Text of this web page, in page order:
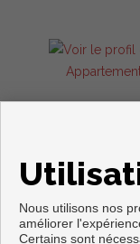
Nous utilisons nos
améliorer
Certains sont